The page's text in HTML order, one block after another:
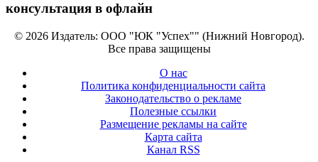
консультация в офлайн
© 2026 Издатель: ООО "ЮК "Успех"" (Нижний Новгород).
Все права защищены
О нас
Политика конфиденциальности сайта
Законодательство о рекламе
Полезные ссылки
Размещение рекламы на сайте
Карта сайта
Канал RSS